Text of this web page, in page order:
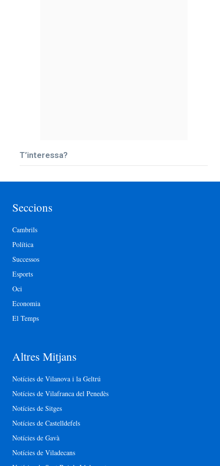
T’interessa?
Seccions
Cambrils
Política
Successos
Esports
Oci
Economia
El Temps
Altres Mitjans
Notícies de Vilanova i la Geltrú
Notícies de Vilafranca del Penedès
Notícies de Sitges
Notícies de Castelldefels
Notícies de Gavà
Notícies de Viladecans